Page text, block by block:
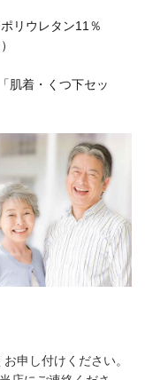
リウレタン11％
肌着・くつ下セッ
申し付けください。